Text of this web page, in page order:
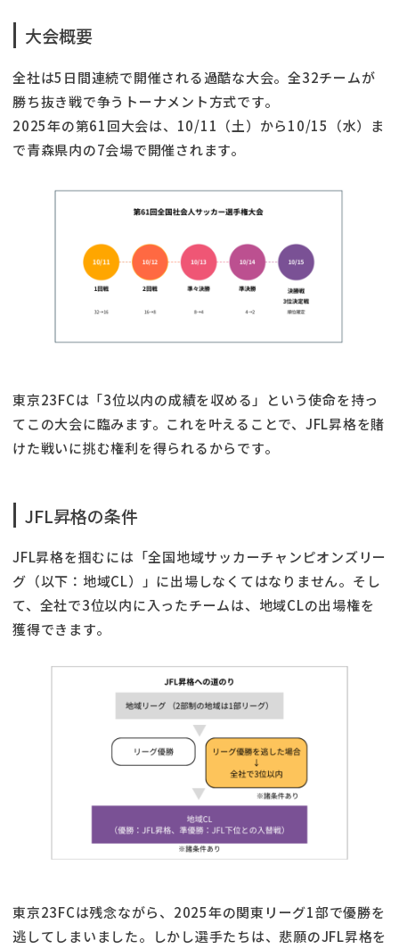
大会概要
全社は5日間連続で開催される過酷な大会。全32チームが
勝ち抜き戦で争うトーナメント方式です。
2025年の第61回大会は、10/11（土）から10/15（水）ま
で青森県内の7会場で開催されます。
東京23FCは「3位以内の成績を収める」という使命を持っ
てこの大会に臨みます。これを叶えることで、JFL昇格を賭
けた戦いに挑む権利を得られるからです。
JFL昇格の条件
JFL昇格を掴むには「全国地域サッカーチャンピオンズリー
グ（以下：地域CL）」に出場しなくてはなりません。そし
て、全社で3位以内に入ったチームは、地域CLの出場権を
獲得できます。
東京23FCは残念ながら、2025年の関東リーグ1部で優勝を
逃してしまいました。しかし選手たちは、悲願のJFL昇格を